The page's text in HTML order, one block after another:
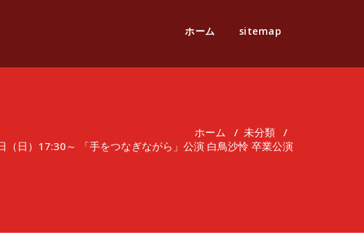
ホーム sitemap
ホーム / 未分類 /
（日）17:30～ 「手をつなぎながら」公演 白鳥沙怜 卒業公演